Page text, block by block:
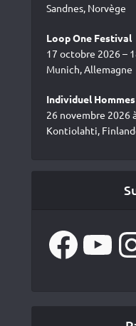
Sandnes, Norvège
Loop One Festival
17 octobre 2026 –
Munich, Allemagne
Individuel Hommes
26 novembre 2026
Kontiolahti,
FacebookYouTube